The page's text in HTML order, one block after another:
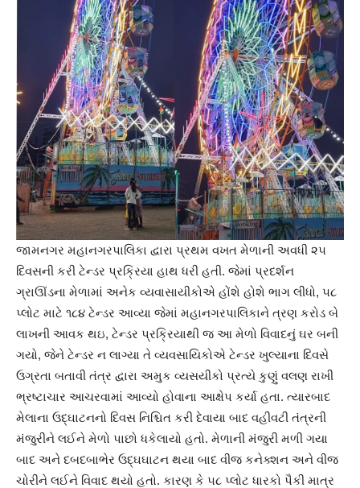
જામનગર મહાનગરપાલિકા દ્વારા પ્રથમ વખત મેળાની અવધી ૨૫
દિવસની કરી ટેન્ડર પ્રક્રિયા હાથ ધરી હતી. જેમાં પ્રદર્શન
ગ્રાઊંડના મેળામાં અનેક વ્યવાસાયીકોએ હોંશે હોશે ભાગ લીધો, ૫૮
પ્લોટ માટે ૧૮૪ ટેન્ડર આવ્યા જેમાં મહાનગરપાલિકાને ત્રણ કરોડ બે
લાખની આવક થઇ, ટેન્ડર પ્રક્રિયાથી જ આ મેળો વિવાદનું ઘર બની
ગયો, જેને ટેન્ડર ન લાગ્યા તે વ્યવસાયિકોએ ટેન્ડર ખુલ્યાના દિવસે
ઉગ્રતા બતાવી તંત્ર દ્વારા અમુક વ્યસયીકો પ્રત્યે કુણું વલણ રાખી
ભ્રષ્ટાચાર આચરવામાં આવ્યો હોવાના આક્ષેપ કર્યા હતા. ત્યારબાદ
મેલાના ઉદ્ઘાટનનો દિવસ નિશ્ચિત કરી દેવાયા બાદ વહીવટી તંત્રની
મંજુરીને લઈને મેળો પાછો ધકેલાયો હતો. મેળાની મંજુરી મળી ગયા
બાદ અને દબદબાભેર ઉદ્ઘઘાટન થયા બાદ વીજ કનેક્શન અને વીજ
ચોરીને લઈને વિવાદ થયો હતો. કારણ કે ૫૮ પ્લોટ ધારકો પૈકી માત્ર